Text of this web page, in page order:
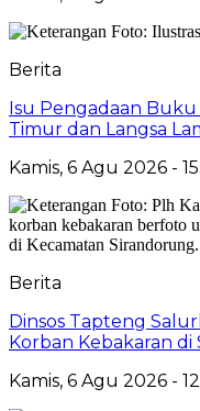
Berita
Isu Pengadaan Buku
Timur dan Langsa
Kamis, 6 Agu 2026 -
Berita
Dinsos Tapteng
Korban Kebakaran di
Kamis, 6 Agu 2026 -